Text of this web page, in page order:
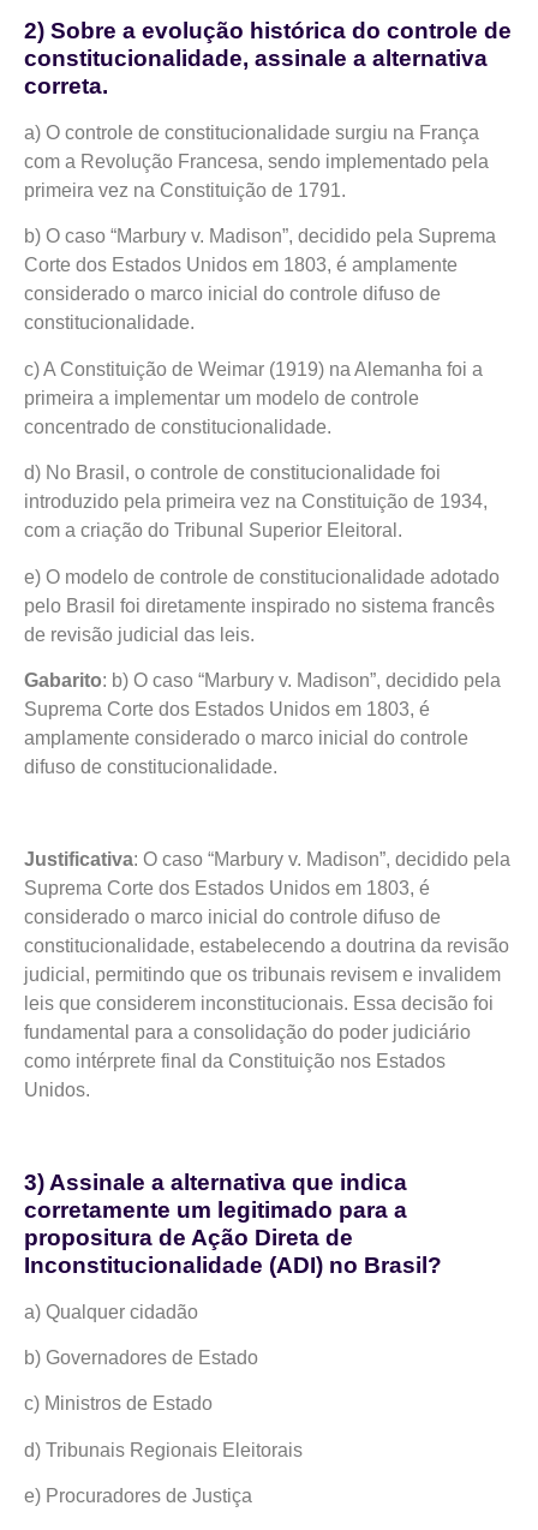
2) Sobre a evolução histórica do controle de
constitucionalidade, assinale a alternativa
correta.
a) O controle de constitucionalidade surgiu na França
com a Revolução Francesa, sendo implementado pela
primeira vez na Constituição de 1791.
b) O caso “Marbury v. Madison”, decidido pela Suprema
Corte dos Estados Unidos em 1803, é amplamente
considerado o marco inicial do controle difuso de
constitucionalidade.
c) A Constituição de Weimar (1919) na Alemanha foi a
primeira a implementar um modelo de controle
concentrado de constitucionalidade.
d) No Brasil, o controle de constitucionalidade foi
introduzido pela primeira vez na Constituição de 1934,
com a criação do Tribunal Superior Eleitoral.
e) O modelo de controle de constitucionalidade adotado
pelo Brasil foi diretamente inspirado no sistema francês
de revisão judicial das leis.
Gabarito: b) O caso “Marbury v. Madison”, decidido pela
Suprema Corte dos Estados Unidos em 1803, é
amplamente considerado o marco inicial do controle
difuso de constitucionalidade.
Justificativa: O caso “Marbury v. Madison”, decidido pela
Suprema Corte dos Estados Unidos em 1803, é
considerado o marco inicial do controle difuso de
constitucionalidade, estabelecendo a doutrina da revisão
judicial, permitindo que os tribunais revisem e invalidem
leis que considerem inconstitucionais. Essa decisão foi
fundamental para a consolidação do poder judiciário
como intérprete final da Constituição nos Estados
Unidos.
3) Assinale a alternativa que indica
corretamente um legitimado para a
propositura de Ação Direta de
Inconstitucionalidade (ADI) no Brasil?
a) Qualquer cidadão
b) Governadores de Estado
c) Ministros de Estado
d) Tribunais Regionais Eleitorais
e) Procuradores de Justiça